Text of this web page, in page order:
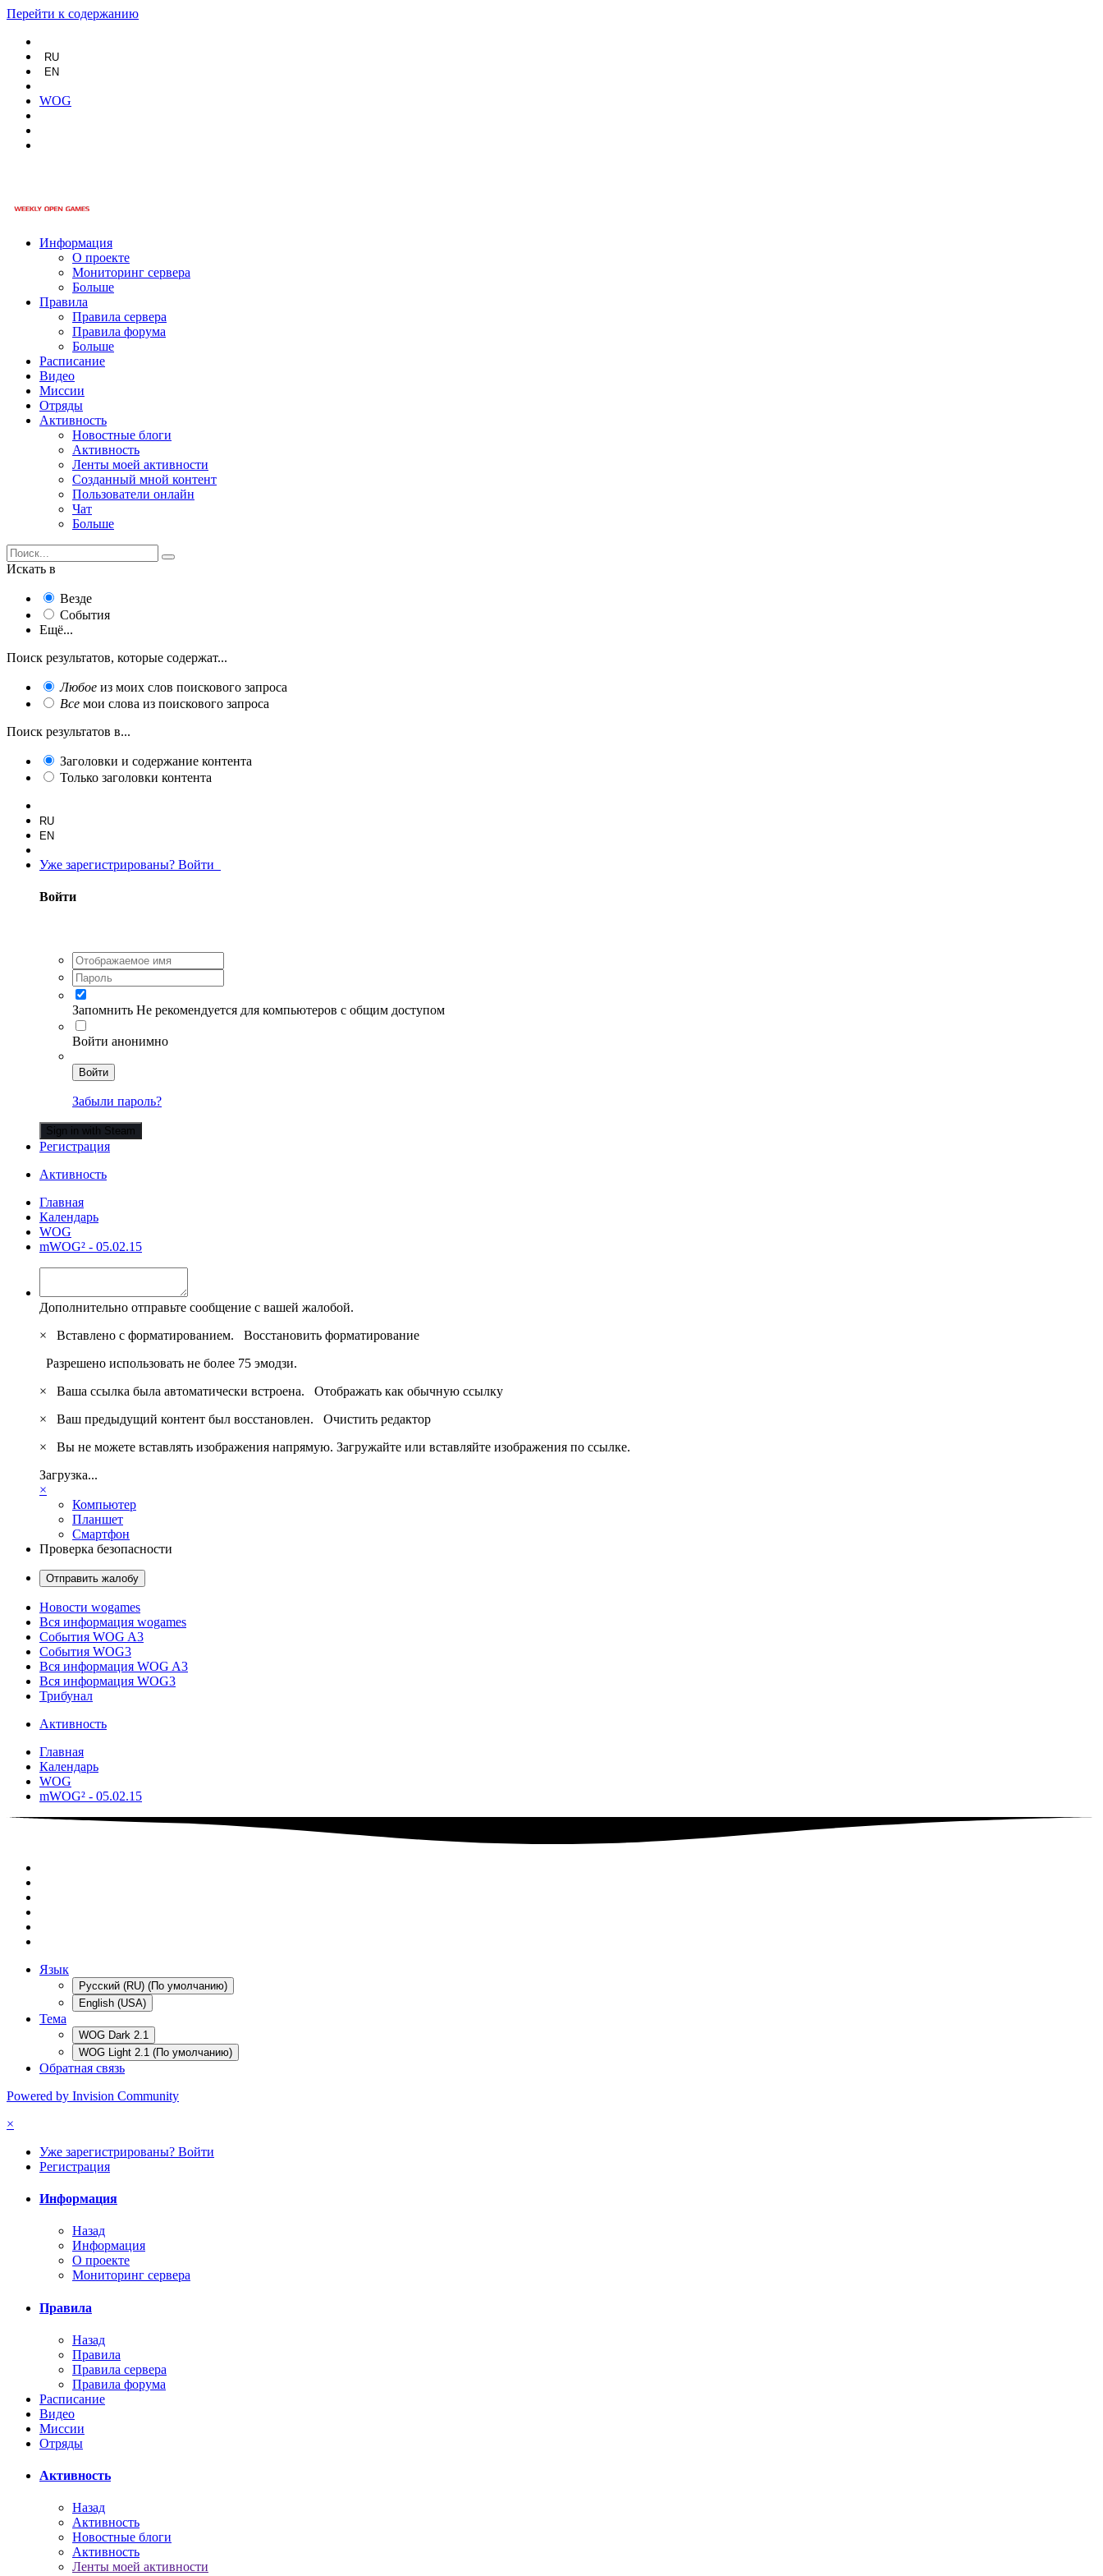
Перейти к содержанию
RU
EN
WOG
Информация
О проекте
Мониторинг сервера
Больше
Правила
Правила сервера
Правила форума
Больше
Расписание
Видео
Миссии
Отряды
Активность
Новостные блоги
Активность
Ленты моей активности
Созданный мной контент
Пользователи онлайн
Чат
Больше
Искать в
Везде
События
Ещё...
Поиск результатов, которые содержат...
Любое из моих слов поискового запроса
Все мои слова из поискового запроса
Поиск результатов в...
Заголовки и содержание контента
Только заголовки контента
RU
EN
Уже зарегистрированы? Войти
Войти
Запомнить Не рекомендуется для компьютеров с общим доступом
Войти анонимно
Войти
Забыли пароль?
Sign in with Steam
Регистрация
Активность
Главная
Календарь
WOG
mWOG² - 05.02.15
Дополнительно отправьте сообщение с вашей жалобой.
×
Вставлено с форматированием. Восстановить форматирование
Разрешено использовать не более 75 эмодзи.
×
Ваша ссылка была автоматически встроена. Отображать как обычную ссылку
×
Ваш предыдущий контент был восстановлен. Очистить редактор
×
Вы не можете вставлять изображения напрямую. Загружайте или вставляйте изображения по ссылке.
Загрузка...
×
Компьютер
Планшет
Смартфон
Проверка безопасности
Отправить жалобу
Новости wogames
Вся информация wogames
События WOG A3
События WOG3
Вся информация WOG A3
Вся информация WOG3
Трибунал
Активность
Главная
Календарь
WOG
mWOG² - 05.02.15
Язык
Русский (RU) (По умолчанию)
English (USA)
Тема
WOG Dark 2.1
WOG Light 2.1 (По умолчанию)
Обратная связь
Powered by Invision Community
×
Уже зарегистрированы? Войти
Регистрация
Информация
Назад
Информация
О проекте
Мониторинг сервера
Правила
Назад
Правила
Правила сервера
Правила форума
Расписание
Видео
Миссии
Отряды
Активность
Назад
Активность
Новостные блоги
Активность
Ленты моей активности